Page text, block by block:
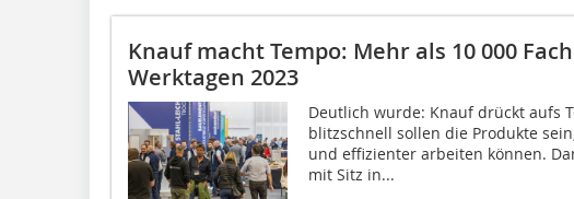
Knauf macht Tempo: Mehr als 10 000
Werktagen 2023
Deutlich wurde: Knauf drückt aufs
blitzschnell sollen die Produkte
und effizienter arbeiten können.
mit Sitz in...